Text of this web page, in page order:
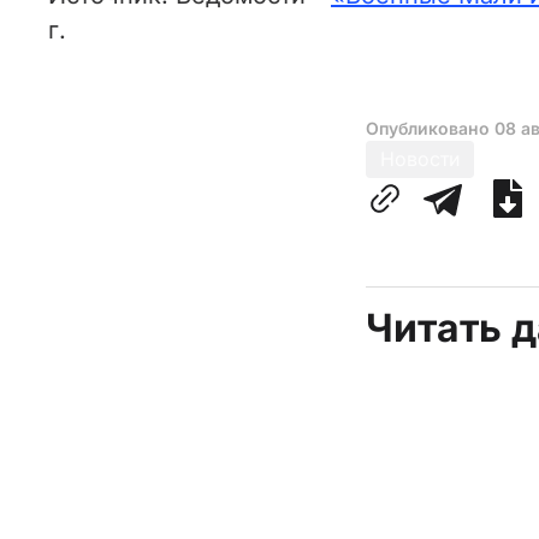
г.
Опубликовано 08
Читать